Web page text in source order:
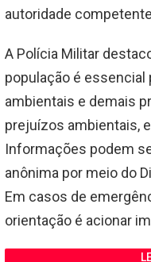
autoridade
A Polícia Militar
população é
ambientais e demais
prejuízos ambientais,
Informações podem
anônima por meio do
Em casos de
orientação é acionar